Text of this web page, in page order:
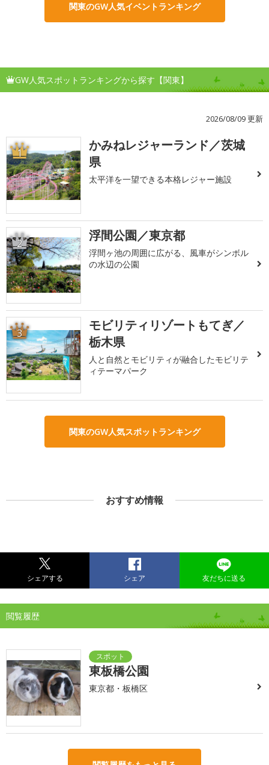
関東のGW人気イベントランキング
GW人気スポットランキングから探す【関東】
2026/08/09 更新
1
かみねレジャーランド／茨城
県
太平洋を一望できる本格レジャー施設
2 浮間公園／東京都
浮間ヶ池の周囲に広がる、風車がシンボル
の水辺の公園
3
モビリティリゾートもてぎ／
栃木県
人と自然とモビリティが融合したモビリテ
ィテーマパーク
関東のGW人気スポットランキング
おすすめ情報
シェアする シェア 友だちに送る
閲覧履歴
東板橋公園
東京都・板橋区